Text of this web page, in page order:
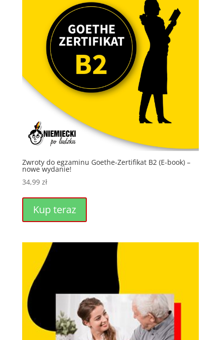
Zwroty do egzaminu Goethe-Zertifikat B2 (E-book) –
nowe wydanie!
34,99 zł
Kup teraz